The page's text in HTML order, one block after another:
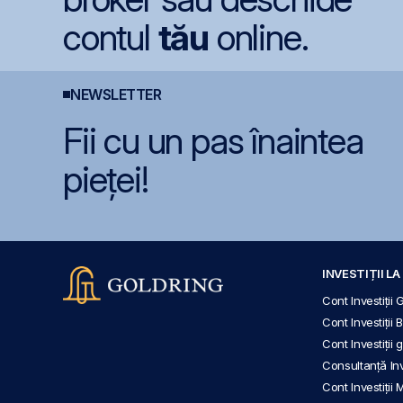
contul tău online.
NEWSLETTER
Fii cu un pas înaintea
pieței!
INVESTIȚII LA
Cont Investiții
Cont Investiții
Cont Investiții
Consultanță
Cont Investiții